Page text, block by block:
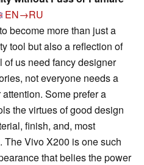
EN→RU
become more than just a
tool but also a reflection of
us need fancy designer
not everyone needs a
Some prefer a
the virtues of good design
finish, and, most
The Vivo X200 is one such
that belies the power